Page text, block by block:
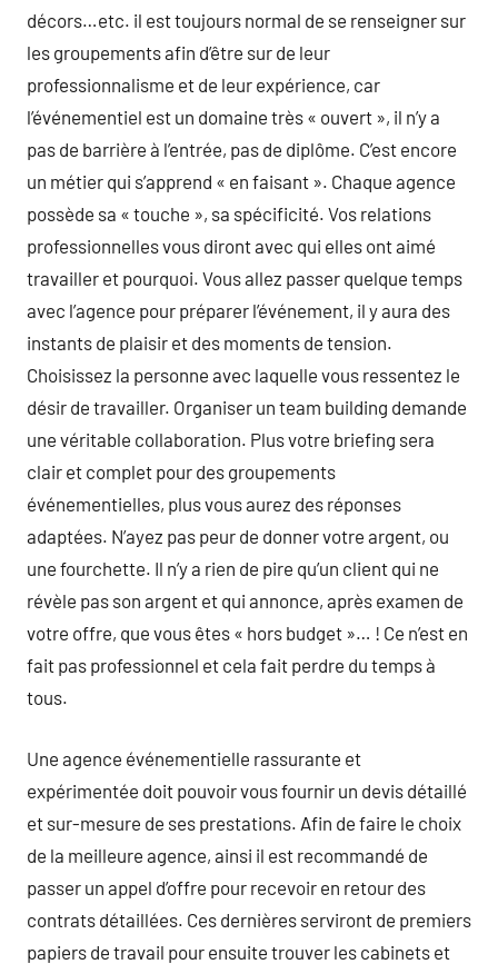
décors…etc. il est toujours normal de se renseigner sur
les groupements afin d’être sur de leur
professionnalisme et de leur expérience, car
l’événementiel est un domaine très « ouvert », il n’y a
pas de barrière à l’entrée, pas de diplôme. C’est encore
un métier qui s’apprend « en faisant ». Chaque agence
possède sa « touche », sa spécificité. Vos relations
professionnelles vous diront avec qui elles ont aimé
travailler et pourquoi. Vous allez passer quelque temps
avec l’agence pour préparer l’événement, il y aura des
instants de plaisir et des moments de tension.
Choisissez la personne avec laquelle vous ressentez le
désir de travailler. Organiser un team building demande
une véritable collaboration. Plus votre briefing sera
clair et complet pour des groupements
événementielles, plus vous aurez des réponses
adaptées. N’ayez pas peur de donner votre argent, ou
une fourchette. Il n’y a rien de pire qu’un client qui ne
révèle pas son argent et qui annonce, après examen de
votre offre, que vous êtes « hors budget »… ! Ce n’est en
fait pas professionnel et cela fait perdre du temps à
tous.
Une agence événementielle rassurante et
expérimentée doit pouvoir vous fournir un devis détaillé
et sur-mesure de ses prestations. Afin de faire le choix
de la meilleure agence, ainsi il est recommandé de
passer un appel d’offre pour recevoir en retour des
contrats détaillées. Ces dernières serviront de premiers
papiers de travail pour ensuite trouver les cabinets et